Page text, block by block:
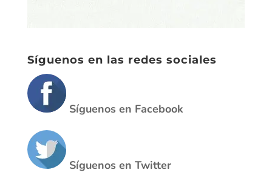
Síguenos en Twitter
Calendario escolar 2019/20
Enlaces de interes para las
familias